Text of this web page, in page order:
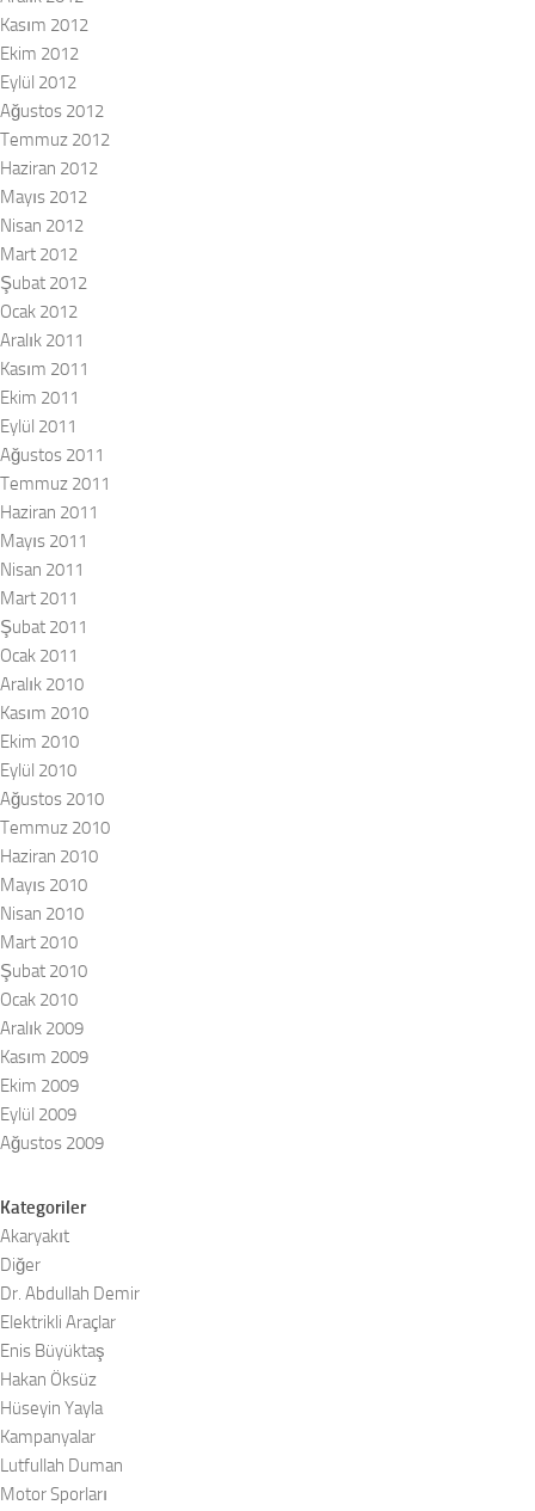
Kasım 2012
Ekim 2012
Eylül 2012
Ağustos 2012
Temmuz 2012
Haziran 2012
Mayıs 2012
Nisan 2012
Mart 2012
Şubat 2012
Ocak 2012
Aralık 2011
Kasım 2011
Ekim 2011
Eylül 2011
Ağustos 2011
Temmuz 2011
Haziran 2011
Mayıs 2011
Nisan 2011
Mart 2011
Şubat 2011
Ocak 2011
Aralık 2010
Kasım 2010
Ekim 2010
Eylül 2010
Ağustos 2010
Temmuz 2010
Haziran 2010
Mayıs 2010
Nisan 2010
Mart 2010
Şubat 2010
Ocak 2010
Aralık 2009
Kasım 2009
Ekim 2009
Eylül 2009
Ağustos 2009
Kategoriler
Akaryakıt
Diğer
Dr. Abdullah Demir
Elektrikli Araçlar
Enis Büyüktaş
Hakan Öksüz
Hüseyin Yayla
Kampanyalar
Lutfullah Duman
Motor Sporları